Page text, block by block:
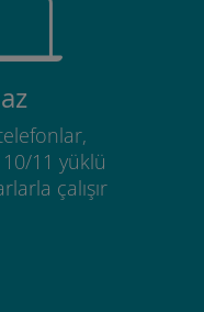
11 yüklü
çalışır